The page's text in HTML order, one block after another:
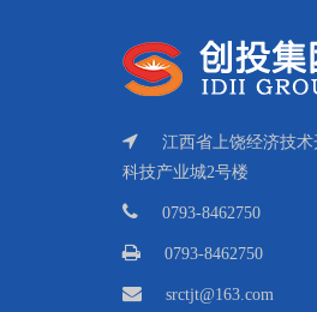
江西省上饶经济技
科技产业城2号楼
0793-8462750
0793-8462750
srctjt@163.com